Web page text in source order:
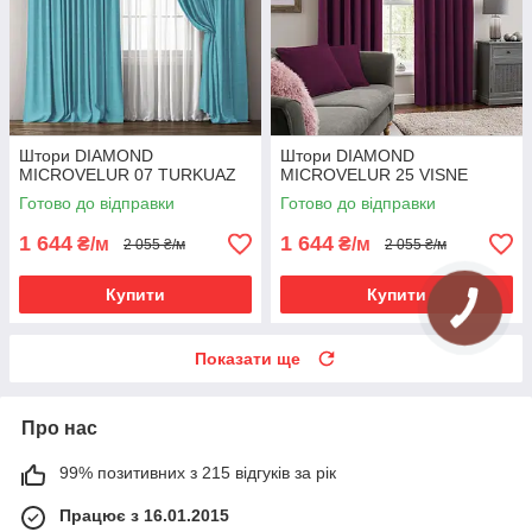
Штори DIAMOND
MICROVELUR 07 TURKUAZ
Готово до відправки
1 644 ₴/м 2 055 ₴/м
Купити
Штори DIAMOND
MICROVELUR 25 VISNE
Готово до відправки
1 644 ₴/м 2 055 ₴/м
Купити
Показати ще
Про нас
99% позитивних з 215 відгуків за рік
Працює з 16.01.2015